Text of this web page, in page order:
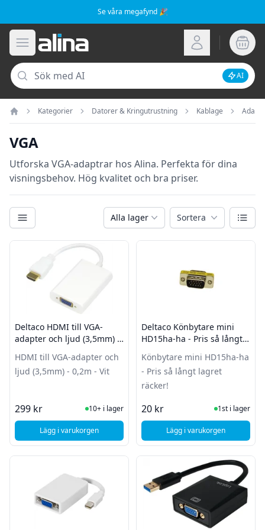
Se våra megafynd 🎉
Öppna meny
Alina.se Logga in
Sök
AI
Hem
Kategorier Datorer & Kringutrustning Kablage
VGA
Utforska VGA-adaptrar hos Alina. Perfekta för dina
visningsbehov. Hög kvalitet och bra priser.
Kategorier Alla lager Sortera Växla
Filter
Produkter
Deltaco HDMI till VGA-
adapter och ljud (3,5mm) -
HDMI till VGA-adapter och
ljud (3,5mm) - 0,2m - Vit
299 kr I Lager
10+ i lager
Lägg i varukorgen
Deltaco Könbytare mini
HD15ha-ha - Pris så långt
Könbytare mini HD15ha-ha
- Pris så långt lagret
räcker!
20 kr I Lager
1st i lager
Lägg i varukorgen, Deltaco Könbytare